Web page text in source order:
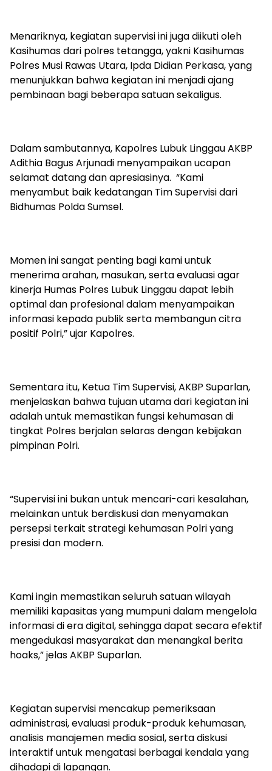
Menariknya, kegiatan supervisi ini juga diikuti oleh
Kasihumas dari polres tetangga, yakni Kasihumas
Polres Musi Rawas Utara, Ipda Didian Perkasa, yang
menunjukkan bahwa kegiatan ini menjadi ajang
pembinaan bagi beberapa satuan sekaligus.
Dalam sambutannya, Kapolres Lubuk Linggau AKBP
Adithia Bagus Arjunadi menyampaikan ucapan
selamat datang dan apresiasinya. “Kami
menyambut baik kedatangan Tim Supervisi dari
Bidhumas Polda Sumsel.
Momen ini sangat penting bagi kami untuk
menerima arahan, masukan, serta evaluasi agar
kinerja Humas Polres Lubuk Linggau dapat lebih
optimal dan profesional dalam menyampaikan
informasi kepada publik serta membangun citra
positif Polri,” ujar Kapolres.
Sementara itu, Ketua Tim Supervisi, AKBP Suparlan,
menjelaskan bahwa tujuan utama dari kegiatan ini
adalah untuk memastikan fungsi kehumasan di
tingkat Polres berjalan selaras dengan kebijakan
pimpinan Polri.
“Supervisi ini bukan untuk mencari-cari kesalahan,
melainkan untuk berdiskusi dan menyamakan
persepsi terkait strategi kehumasan Polri yang
presisi dan modern.
Kami ingin memastikan seluruh satuan wilayah
memiliki kapasitas yang mumpuni dalam mengelola
informasi di era digital, sehingga dapat secara efektif
mengedukasi masyarakat dan menangkal berita
hoaks,” jelas AKBP Suparlan.
Kegiatan supervisi mencakup pemeriksaan
administrasi, evaluasi produk-produk kehumasan,
analisis manajemen media sosial, serta diskusi
interaktif untuk mengatasi berbagai kendala yang
dihadapi di lapangan.